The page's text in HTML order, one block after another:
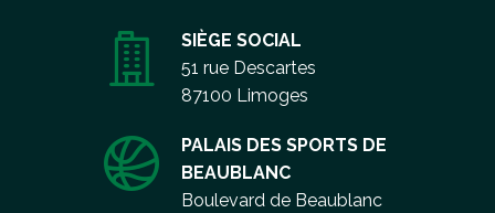
SIÈGE SOCIAL
51 rue Descartes
87100 Limoges
PALAIS DES SPORTS DE
BEAUBLANC
Boulevard de Beaublanc